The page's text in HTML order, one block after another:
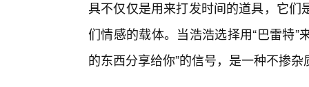
具不仅仅是用来打发时间的道具，它
们情感的载体。当浩浩选择用“巴雷特”
的东西分享给你”的信号，是一种不掺